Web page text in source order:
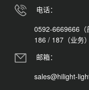
电话：
0592-6669666
186 / 187（业务）
邮箱：
sales@hilight-